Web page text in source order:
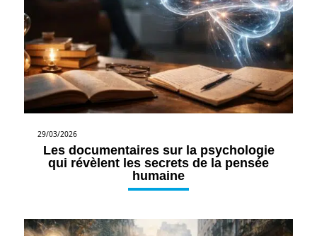
29/03/2026
Les documentaires sur la psychologie
qui révèlent les secrets de la pensée
humaine